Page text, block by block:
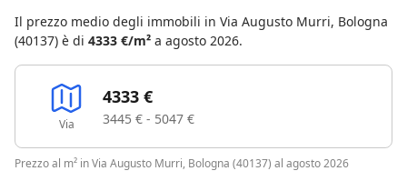
Il prezzo medio degli immobili in Via Augusto Murri, Bologna
(40137) è di 4333 €/m² a agosto 2026.
Via
4333 €
3445 € - 5047 €
Prezzo al m² in Via Augusto Murri, Bologna (40137) al agosto 2026